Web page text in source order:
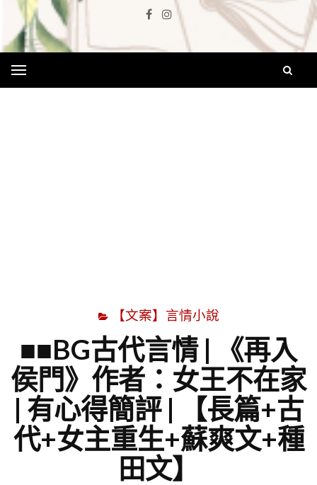
Facebook
Instagram
【文案】言情小說
■■BG古代言情 | 《再入
侯門》作者：女王不在家
| 有心得簡評 | 【長篇+古
代+女主重生+蘇爽文+種
田文】